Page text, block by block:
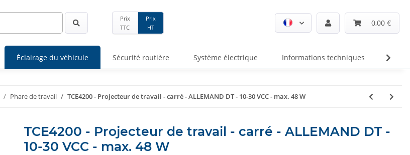
Prix
TTC
Prix
HT
0,00 €
Éclairage du véhicule Sécurité routière Système électrique Informations techniques
Phare de travail TCE4200 - Projecteur de travail - carré - ALLEMAND DT - 10-30 VCC - max. 48 W
TCE4200 - Projecteur de travail - carré - ALLEMAND DT -
10-30 VCC - max. 48 W